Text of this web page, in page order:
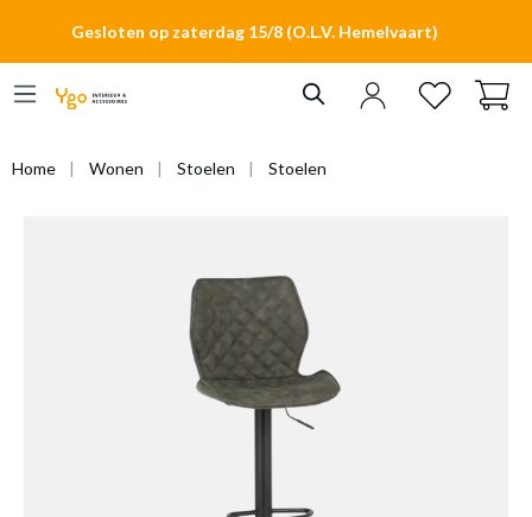
Gesloten op zaterdag 15/8 (O.L.V. Hemelvaart)
Home Wonen Stoelen Stoelen